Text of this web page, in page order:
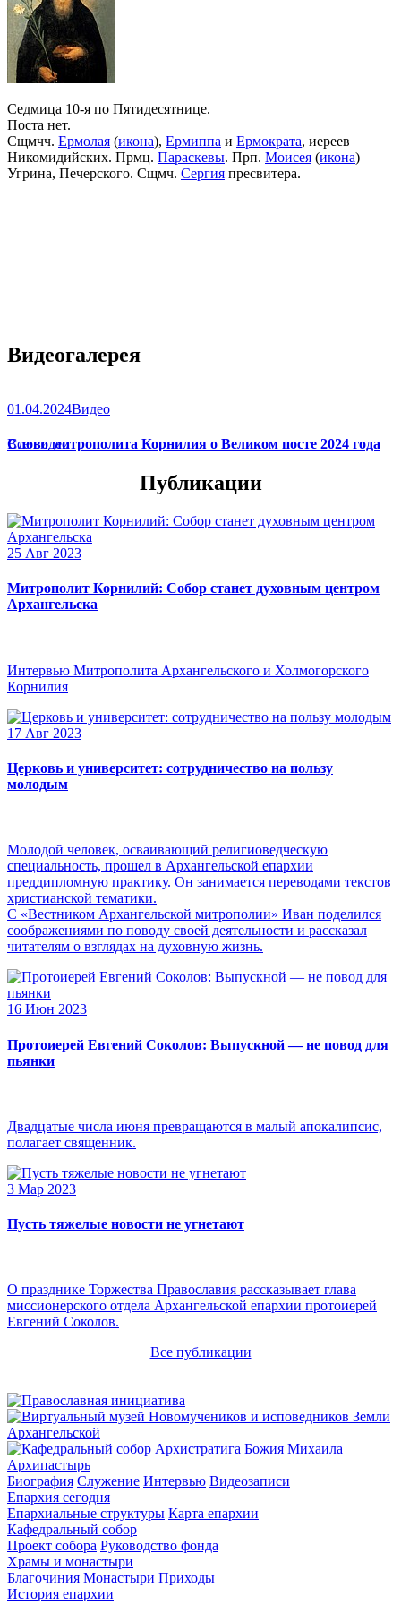
Седмица 10-я по Пятидесятнице.
Поста нет.
Сщмчч. Ермолая (икона), Ермиппа и Ермократа, иереев
Никомидийских. Прмц. Параскевы. Прп. Моисея (икона)
Угрина, Печерского. Сщмч. Сергия пресвитера.
Видеогалерея
01.04.2024Видео
Слово митрополита Корнилия о Великом посте 2024 года
Все видео
Публикации
25 Авг 2023
Митрополит Корнилий: Собор станет духовным центром
Архангельска
Интервью Митрополита Архангельского и Холмогорского
Корнилия
17 Авг 2023
Церковь и университет: сотрудничество на пользу
молодым
Молодой человек, осваивающий религиоведческую
специальность, прошел в Архангельской епархии
преддипломную практику. Он занимается переводами текстов
христианской тематики.
С «Вестником Архангельской митрополии» Иван поделился
соображениями по поводу своей деятельности и рассказал
читателям о взглядах на духовную жизнь.
16 Июн 2023
Протоиерей Евгений Соколов: Выпускной — не повод для
пьянки
Двадцатые числа июня превращаются в малый апокалипсис,
полагает священник.
3 Мар 2023
Пусть тяжелые новости не угнетают
О празднике Торжества Православия рассказывает глава
миссионерского отдела Архангельской епархии протоиерей
Евгений Соколов.
Все публикации
Архипастырь
Биография Служение Интервью Видеозаписи
Епархия сегодня
Епархиальные структуры Карта епархии
Кафедральный собор
Проект собора Руководство фонда
Храмы и монастыри
Благочиния Монастыри Приходы
История епархии